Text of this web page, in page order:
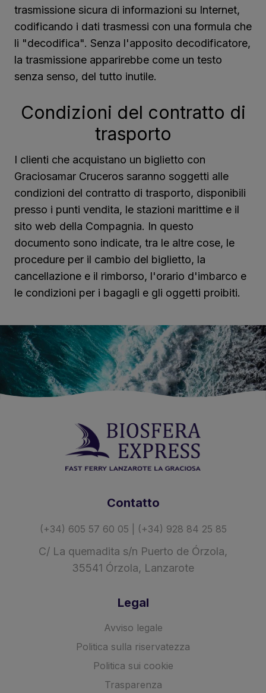
trasmissione sicura di informazioni su Internet,
codificando i dati trasmessi con una formula che
li "decodifica". Senza l'apposito decodificatore,
la trasmissione apparirebbe come un testo
senza senso, del tutto inutile.
Condizioni del contratto di
trasporto
I clienti che acquistano un biglietto con
Graciosamar Cruceros saranno soggetti alle
condizioni del contratto di trasporto, disponibili
presso i punti vendita, le stazioni marittime e il
sito web della Compagnia. In questo
documento sono indicate, tra le altre cose, le
procedure per il cambio del biglietto, la
cancellazione e il rimborso, l'orario d'imbarco e
le condizioni per i bagagli e gli oggetti proibiti.
Contatto
(+34) 605 57 60 05 | (+34) 928 84 25 85
C/ La quemadita s/n Puerto de Órzola,
35541 Órzola, Lanzarote
Legal
Avviso legale
Politica sulla riservatezza
Politica sui cookie
Trasparenza